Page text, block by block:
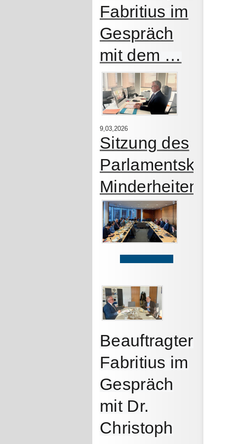
Fabritius im
Gespräch
mit dem …
9,03,2026
Sitzung des
Parlamentskreises
Minderheiten
Beauftragter
Fabritius im
Gespräch
mit Dr.
Christoph